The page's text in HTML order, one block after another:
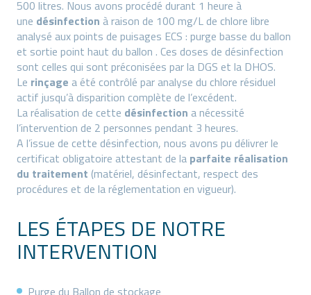
500 litres. Nous avons procédé durant 1 heure à
une désinfection à raison de 100 mg/L de chlore libre
analysé aux points de puisages ECS : purge basse du ballon
et sortie point haut du ballon . Ces doses de désinfection
sont celles qui sont préconisées par la DGS et la DHOS.
Le rinçage a été contrôlé par analyse du chlore résiduel
actif jusqu’à disparition complète de l’excédent.
La réalisation de cette désinfection a nécessité
l’intervention de 2 personnes pendant 3 heures.
A l’issue de cette désinfection, nous avons pu délivrer le
certificat obligatoire attestant de la parfaite réalisation
du traitement (matériel, désinfectant, respect des
procédures et de la réglementation en vigueur).
LES ÉTAPES DE NOTRE
INTERVENTION
Purge du Ballon de stockage